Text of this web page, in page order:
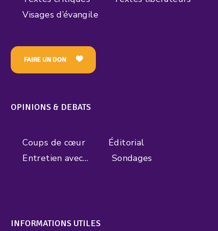
Visages d’évangile
FAIRE UN DON
OPINIONS & DEBATS
Coups de cœur
Éditorial
Entretien avec…
Sondages
INFORMATIONS UTILES